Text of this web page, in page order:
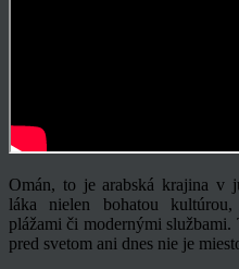
Omán, to je arabská krajina v
láka nielen bohatou
plážami či modernými
pred svetom ani dnes nie je